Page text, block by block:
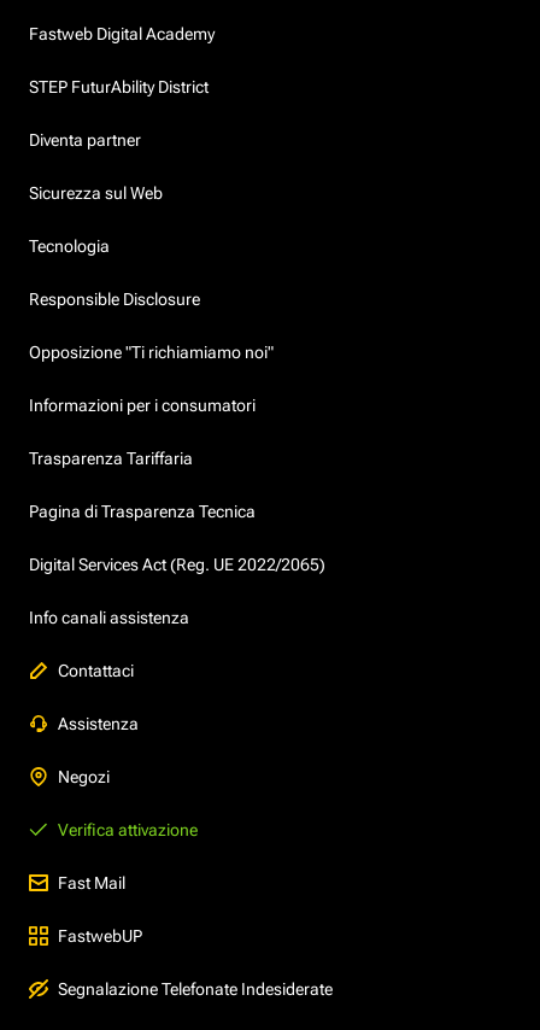
Fastweb Digital Academy
STEP FuturAbility District
Diventa partner
Sicurezza sul Web
Tecnologia
Responsible Disclosure
Opposizione "Ti richiamiamo noi"
Informazioni per i consumatori
Trasparenza Tariffaria
Pagina di Trasparenza Tecnica
Digital Services Act (Reg. UE 2022/2065)
Info canali assistenza
Contattaci
Assistenza
Negozi
Verifica attivazione
Fast Mail
FastwebUP
Segnalazione Telefonate Indesiderate